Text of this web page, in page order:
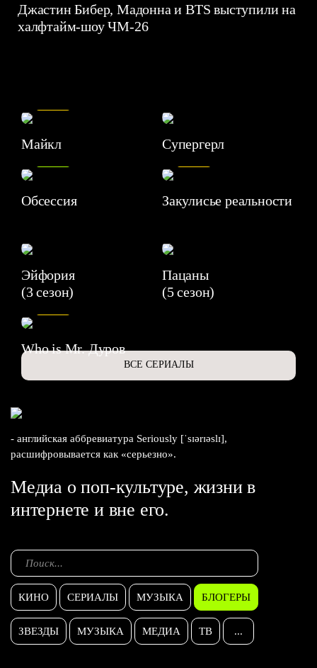
Джастин Бибер, Мадонна и BTS выступили на
халфтайм-шоу ЧМ-26
Майкл Супергерл
Обсессия
7.1
Закулисье реальности
Эйфория
(3 сезон)
Пацаны
(5 сезон)
Who is Mr. Дуров
ВСЕ СЕРИАЛЫ
- английская аббревиатура Seriously [ˈsɪərɪəslɪ],
расшифровывается как «серьезно».
Медиа о поп-культуре, жизни в
интернете и вне его.
КИНО СЕРИАЛЫ МУЗЫКА БЛОГЕРЫ
ЗВЕЗДЫ МУЗЫКА МЕДИА ТВ ...